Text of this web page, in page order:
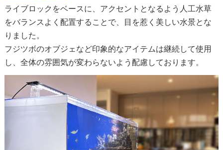
ライブロックをベースに、アクセントとなるよう人工水草
をバランスよく配置することで、目を惹く美しい水景とな
りました。
フジツボのオブジェなど印象的なアイテムは継続して使用
し、全体の雰囲気が変わらないよう配慮しております。